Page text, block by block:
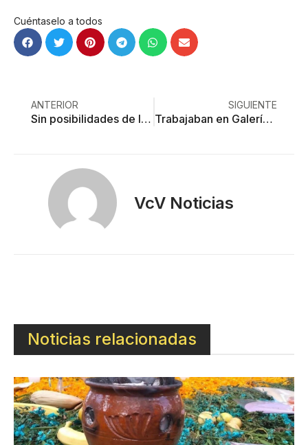
Cuéntaselo a todos
ANTERIOR
Sin posibilidades de liguilla, Potros y Toluca juegan este sábado
SIGUIENTE
Trabajaban en Galerías Metepec… robando cajeros automáticos
VcV Noticias
Noticias relacionadas